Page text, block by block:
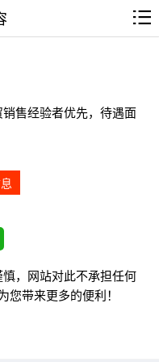
售经验者优先，待遇面
，网站对此不承担任何
带来更多的便利！